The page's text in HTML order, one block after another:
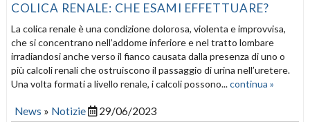
COLICA RENALE: CHE ESAMI EFFETTUARE?
La colica renale è una condizione dolorosa, violenta e improvvisa,
che si concentrano nell’addome inferiore e nel tratto lombare
irradiandosi anche verso il fianco causata dalla presenza di uno o
più calcoli renali che ostruiscono il passaggio di urina nell’uretere.
Una volta formati a livello renale, i calcoli possono...continua »
News » Notizie 29/06/2023